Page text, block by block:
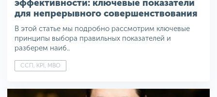
эффективности: ключевые показатели
для непрерывного совершенствования
В этой статье мы подробно рассмотрим ключевые
принципы выбора правильных показателей и
разберем наиб..
ССП, KPI, MBO